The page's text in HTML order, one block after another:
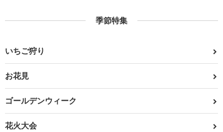
季節特集
いちご狩り
お花見
ゴールデンウィーク
花火大会